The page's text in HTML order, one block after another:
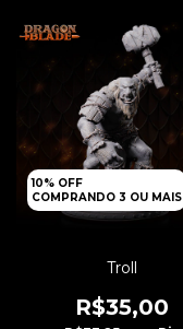
10% OFF
COMPRANDO 3 OU MAIS
Troll
R$35,00